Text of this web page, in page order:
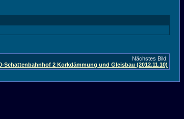
Nächstes Bild:
Schattenbahnhof 2 Korkdämmung und Gleisbau (2012.11.10)